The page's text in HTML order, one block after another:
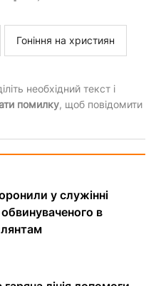
Гоніння на християн
необхідний текст і
помилку, щоб повідомити
у служінні
в